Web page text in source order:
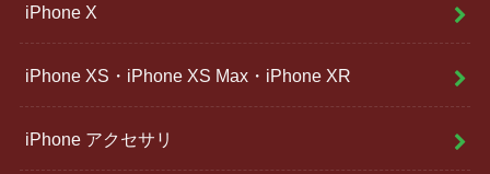
iPhone X
iPhone XS・iPhone XS Max・iPhone XR
iPhone アクセサリ